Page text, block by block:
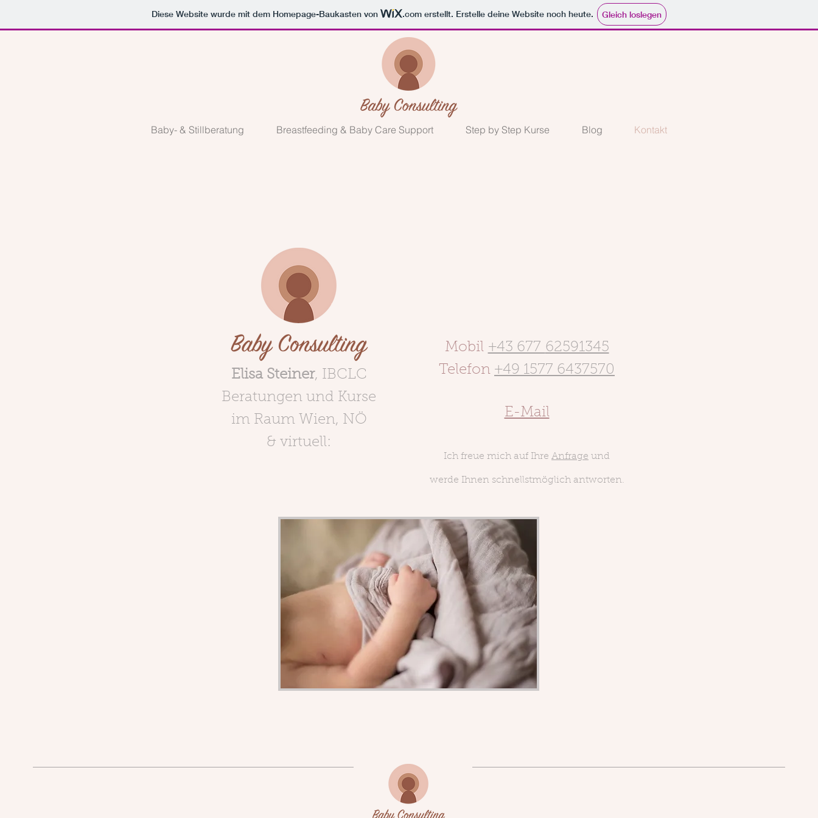
Diese Website wurde mit dem Homepage-Baukasten von .com erstellt. Erstelle deine Website noch heute. Gleich loslegen
Baby- & Stillberatung Breastfeeding & Baby Care Support Step by Step Kurse Blog Kontakt
Elisa Steiner, IBCLC
Beratungen und Kurse
im Raum Wien, NÖ
& virtuell:
Mobil +43 677 62591345
Telefon +49 1577 6437570
E-Mail
Ich freue mich auf Ihre Anfrage und
werde Ihnen schnellstmöglich antworten.